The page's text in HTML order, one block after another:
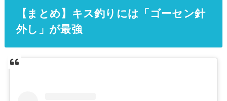
【まとめ】キス釣りには「ゴーセン針
外し」が最強